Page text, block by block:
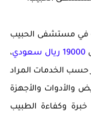
في مستشفى الحبيب
19000 ريال سعودي
،
الخدمات المراد
والأدوات والأجهزة
وكفاءة الطبيب